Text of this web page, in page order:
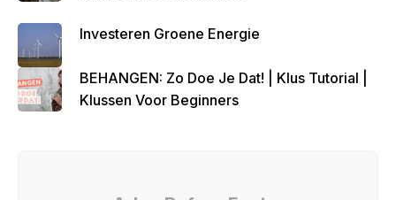
Investeren Groene Energie
BEHANGEN: Zo Doe Je Dat! | Klus Tutorial |
Klussen Voor Beginners